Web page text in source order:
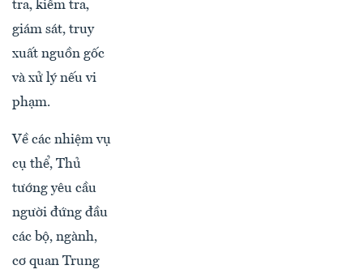
tra, kiểm tra,
giám sát, truy
xuất nguồn gốc
và xử lý nếu vi
phạm.
Về các nhiệm vụ
cụ thể, Thủ
tướng yêu cầu
người đứng đầu
các bộ, ngành,
cơ quan Trung